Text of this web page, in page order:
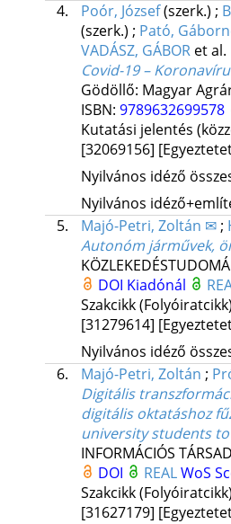
4.
Poór, József(szerk.) ;
(szerk.) ; Pató,
VADÁSZ, GÁBOR et al.
Covid-19 –
Gödöllő: Magyar
ISBN: 9789632699578
Kutatási jelentés
[32069156]
Nyilvános idéző
Nyilvános
5.
Majó-Petri, Zoltán ✉;
Autonóm járművek,
DOI Kiadónál
Szakcikk
[31279614]
Nyilvános idéző
6.
Majó-Petri, Zoltán ;
Digitális
digitális oktatáshoz
university students
INFORMÁCIÓS
DOI
REALWoS
Szakcikk
[31627179]